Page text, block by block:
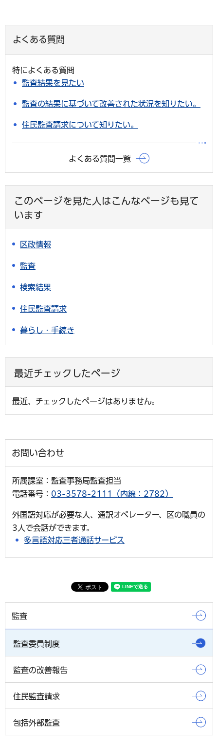
よくある質問
特によくある質問
監査結果を見たい
監査の結果に基づいて改善された状況を知りたい。
住民監査請求について知りたい。
よくある質問一覧
このページを見た人はこんなページも見て
います
区政情報
監査
検索結果
住民監査請求
暮らし・手続き
最近チェックしたページ
最近、チェックしたページはありません。
お問い合わせ
所属課室：監査事務局監査担当
電話番号： 03-3578-2111（内線：2782）
外国語対応が必要な人、通訳オペレーター、区の職員の
3人で会話ができます。
多言語対応三者通話サービス
監査
監査委員制度
監査の改善報告
住民監査請求
包括外部監査